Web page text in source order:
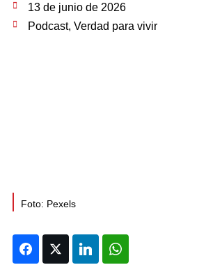
13 de junio de 2026
Podcast, Verdad para vivir
Foto: Pexels
FacebookTwitter LinkedIn